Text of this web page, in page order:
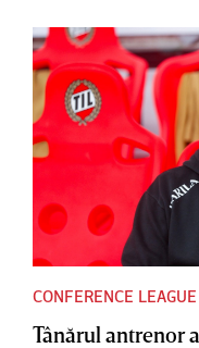
CONFERENCE LEAGUE
Tânărul antrenor